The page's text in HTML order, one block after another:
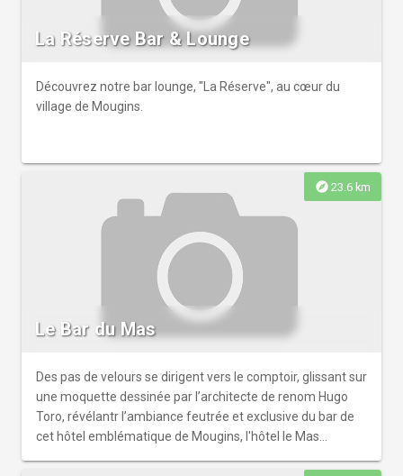
La Réserve Bar & Lounge
Découvrez notre bar lounge, "La Réserve", au cœur du
village de Mougins.
explore 23.6 km
Le Bar du Mas
Des pas de velours se dirigent vers le comptoir, glissant sur
une moquette dessinée par l’architecte de renom Hugo
Toro, révélantr l’ambiance feutrée et exclusive du bar de
cet hôtel emblématique de Mougins, l'hôtel le Mas